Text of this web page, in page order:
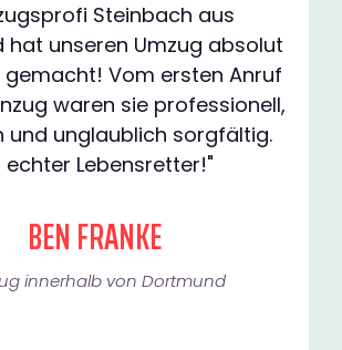
Steinbach aus
hat unseren Umzug absolut
Vom ersten Anruf
waren sie professionell,
und unglaublich sorgfältig.
echter Lebensretter!"
BEN FRANKE
innerhalb von Dortmund​